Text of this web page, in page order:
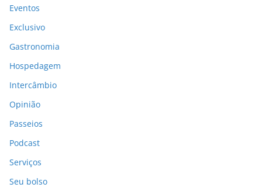
Eventos
Exclusivo
Gastronomia
Hospedagem
Intercâmbio
Opinião
Passeios
Podcast
Serviços
Seu bolso